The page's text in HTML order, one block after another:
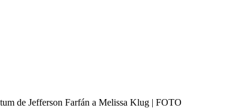
de Jefferson Farfán a Melissa Klug | FOTO